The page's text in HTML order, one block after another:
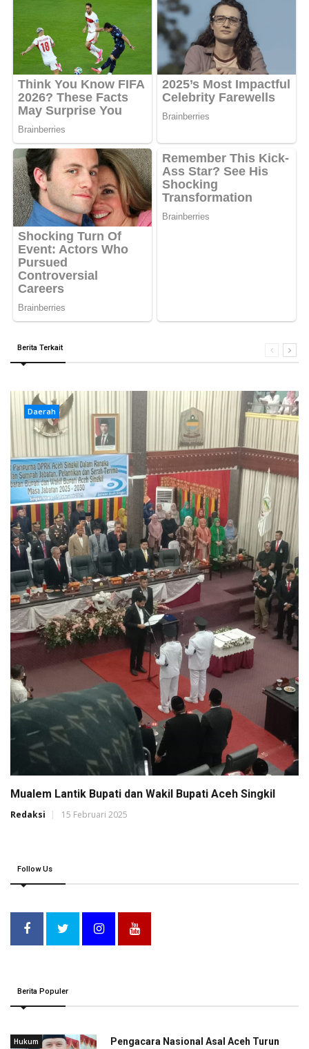
Berita Terkait
Daerah
Mualem Lantik Bupati dan Wakil Bupati Aceh Singkil
Redaksi 15 Februari 2025
Follow Us
Berita Populer
Hukum
Pengacara Nasional Asal Aceh Turun